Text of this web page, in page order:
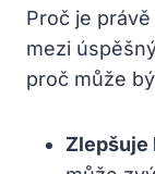
Proč je
mezi
proč může‌
Zlepšuje